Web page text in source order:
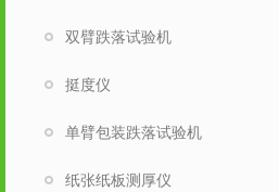
双臂跌落试验机
挺度仪
单臂包装跌落试验机
纸张纸板测厚仪